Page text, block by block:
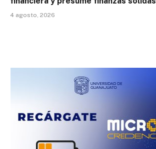
4 agosto, 2026